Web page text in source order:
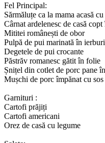
Fel Principal:
Sărmăluțe ca la mama acasă
Cârnat ardelenesc de casă
Mititei românești de obor
Pulpă de pui marinată în
Degetele de pui crocante
Păstrăv romanesc gătit în folie
Șnițel din cotlet de porc pane
Mușchi de porc împănat cu sos
Garnituri :
Cartofi prăjiți
Cartofi americani
Orez de casă cu legume